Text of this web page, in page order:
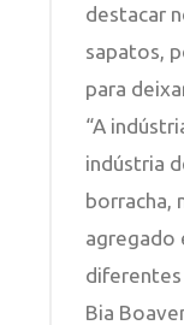
destacar
sapatos,
para
“A
indústria
borracha,
agregado
Bia